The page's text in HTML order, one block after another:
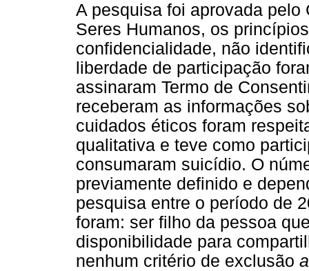
A pesquisa foi aprovada
Seres Humanos, os
confidencialidade, não
liberdade de participação
assinaram Termo de
receberam as informações
cuidados éticos foram
qualitativa e teve como
consumaram suicídio. O
previamente definido e
pesquisa entre o período de
foram: ser filho da pessoa
disponibilidade para
nenhum critério de exclusão